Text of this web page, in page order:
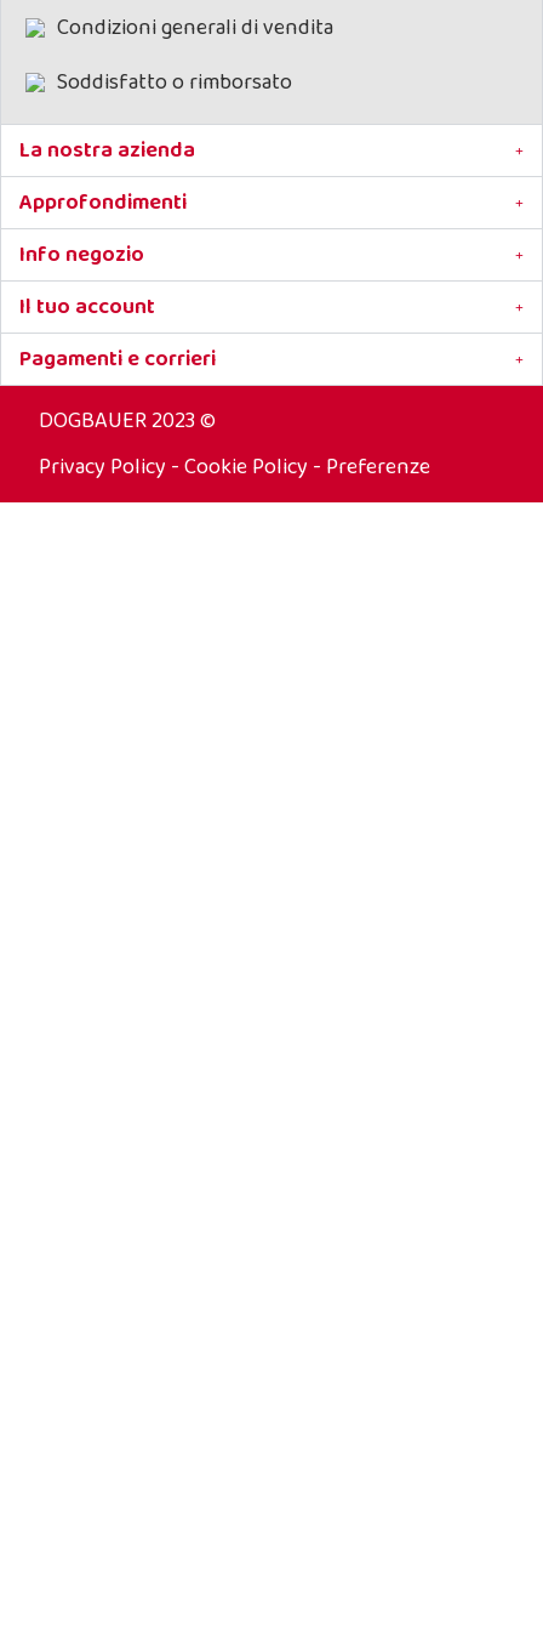
Condizioni generali di vendita
Soddisfatto o rimborsato
La nostra azienda
Approfondimenti
Info negozio
Il tuo account
Pagamenti e corrieri
DOGBAUER 2023 ©
Privacy Policy -Cookie Policy - Preferenze